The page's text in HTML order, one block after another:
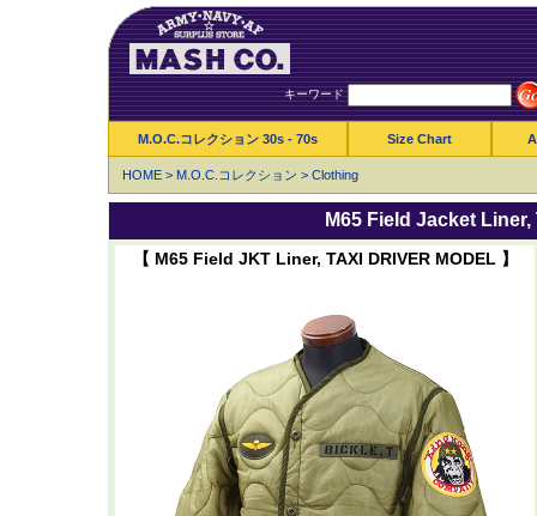
キーワード
M.O.C.コレクション 30s - 70s Size Chart
HOME > M.O.C.コレクション > Clothing
M65 Field Jacket Liner,
【 M65 Field JKT Liner, TAXI DRIVER MODEL 】